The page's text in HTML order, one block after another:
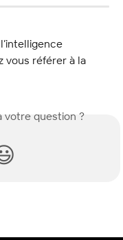
vous référer à la
votre question ?